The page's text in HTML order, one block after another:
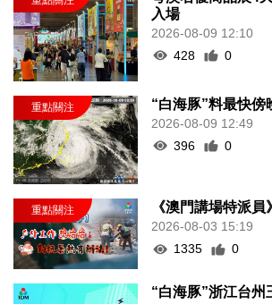
入場
2026-08-09 12:10
428
0
“白海豚”料最快傍
2026-08-09 12:49
396
0
《澳門講場特派
2026-08-03 15:19
1335
0
“白海豚”浙江台州